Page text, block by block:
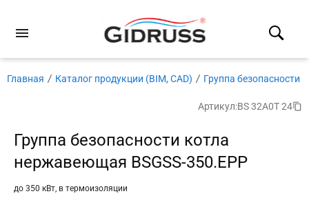
Главная Каталог продукции (BIM, CAD) Группа безопасности
Артикул:BS 32A0T 24
Группа безопасности котла
нержавеющая BSGSS-350.EPP
до 350 кВт, в термоизоляции